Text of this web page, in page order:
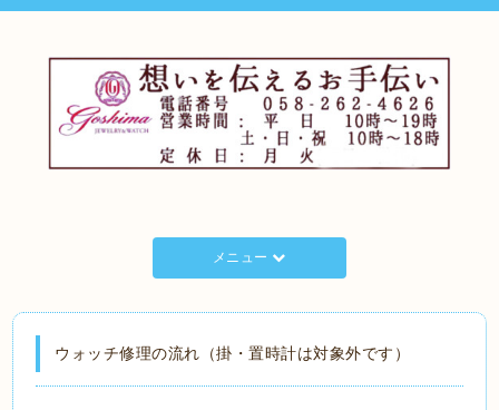
メニュー
ウォッチ修理の流れ（掛・置時計は対象外です）